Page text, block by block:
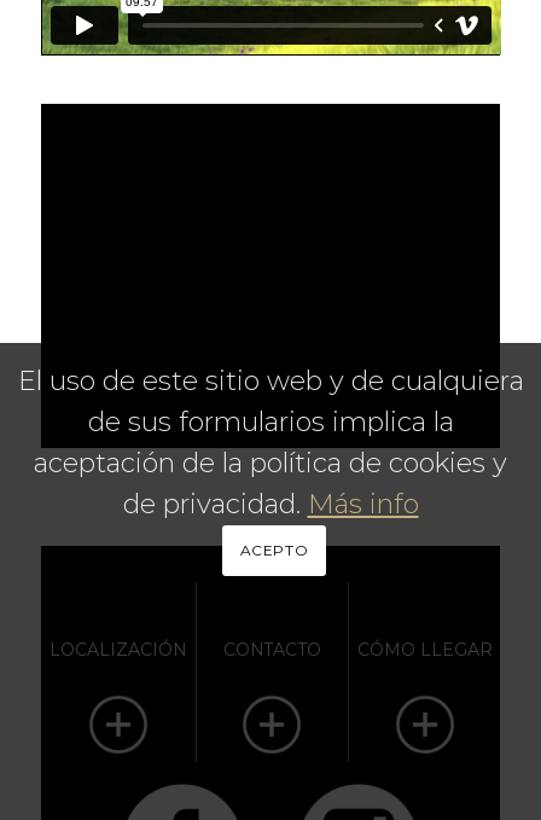
LOCALIZACIÓN CONTACTO CÓMO LLEGAR
El uso de este sitio web y de cualquiera
de sus formularios implica la
aceptación de la política de cookies y
de privacidad. Más info
ACEPTO